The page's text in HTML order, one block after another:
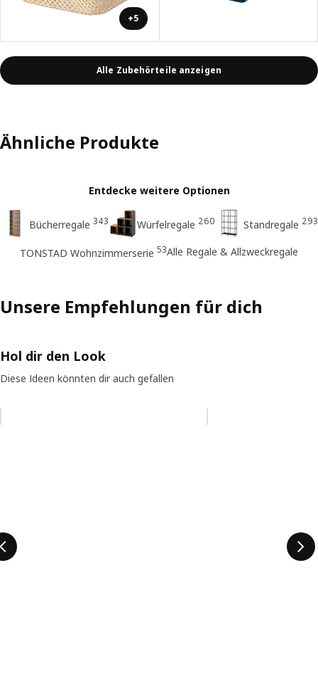
+5
Alle Zubehörteile anzeigen
Ähnliche Produkte
Entdecke weitere Optionen
Bücherregale 343 Würfelregale 260 Standregale 293
TONSTAD Wohnzimmerserie 53Alle Regale & Allzweckregale
Unsere Empfehlungen für dich
Hol dir den Look
Diese Ideen könnten dir auch gefallen